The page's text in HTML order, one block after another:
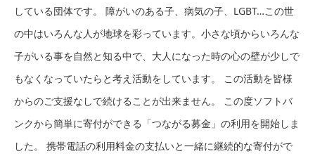
している団体です。 障がいのある子、病気の子、LGBT…この世
の中はいろんな人が地球を彩っています。小さな頃からいろんな
子がいる事を自然と知る中で、大人になった時の心の壁が少しで
もなくなっていたらと考え活動をしています。 この活動を皆様
からのご支援なしで続けることが出来ません。 この度ソフトバ
ンクから簡単に寄付ができる「つながる募金」の利用を開始しま
した。 携帯電話の利用料金の支払いと一緒に継続的な寄付がで